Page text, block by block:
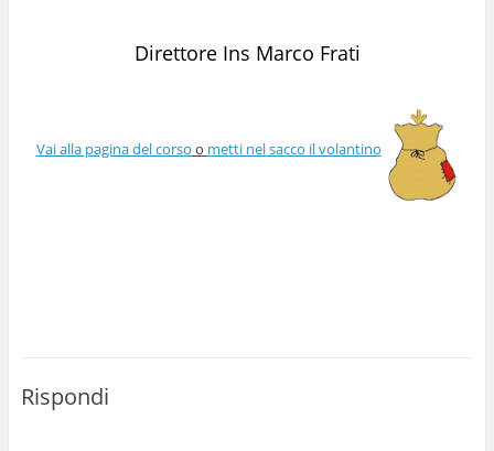
Direttore Ins Marco Frati
Vai alla pagina del corso o metti nel sacco il volantino
Rispondi